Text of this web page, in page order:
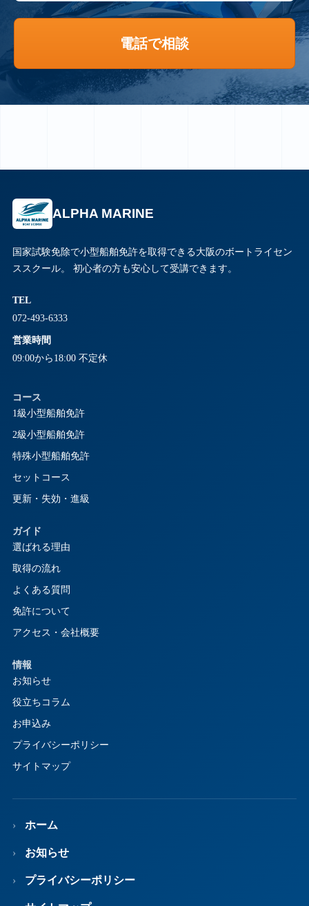
電話で相談
ALPHA MARINE
国家試験免除で小型船舶免許を取得できる大阪のボートライセン
ススクール。 初心者の方も安心して受講できます。
TEL
072-493-6333
営業時間
09:00から18:00 不定休
コース
1級小型船舶免許
2級小型船舶免許
特殊小型船舶免許
セットコース
更新・失効・進級
ガイド
選ばれる理由
取得の流れ
よくある質問
免許について
アクセス・会社概要
情報
お知らせ
役立ちコラム
お申込み
プライバシーポリシー
サイトマップ
ホーム
お知らせ
プライバシーポリシー